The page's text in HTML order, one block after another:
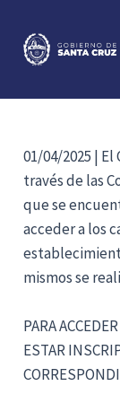
contenido
01/04/2025 |
través de las
que se
acceder a los
mismos se
PARA
ESTAR